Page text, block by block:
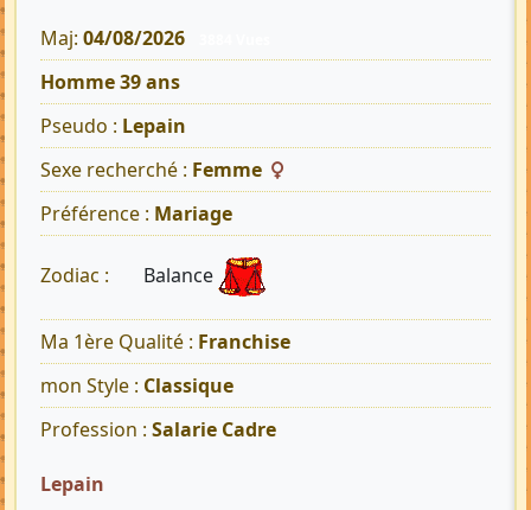
Maj: 04/08/2026
Homme 39 ans
Pseudo : Lepain
Sexe recherché : Femme
Préférence : Mariage
Zodiac : Balance
Ma 1ère Qualité : Franchise
mon Style : Classique
Profession : Salarie Cadre
Lepain